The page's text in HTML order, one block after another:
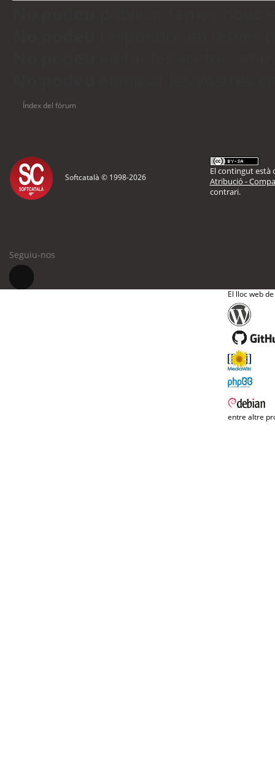
Índex del fòrum
Softcatalà © 1998-2026
El contingut està
Atribució -
contrari.
Seguiu-nos
El lloc web
entre altre